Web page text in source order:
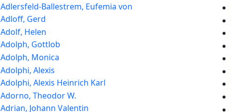
Adlersfeld-Ballestrem, Eufemia von
Adloff, Gerd
Adolf, Helen
Adolph, Gottlob
Adolph, Monica
Adolphi, Alexis
Adolphi, Alexis Heinrich Karl
Adorno, Theodor W.
Adrian, Johann Valentin